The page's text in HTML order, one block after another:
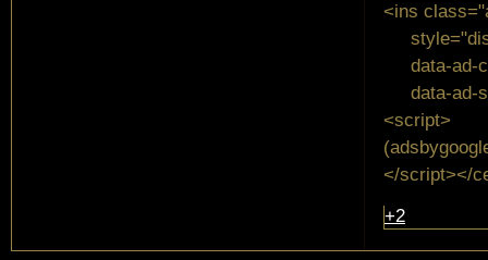
<ins
data-ad-
data-ad-
<script>
</script></
+2